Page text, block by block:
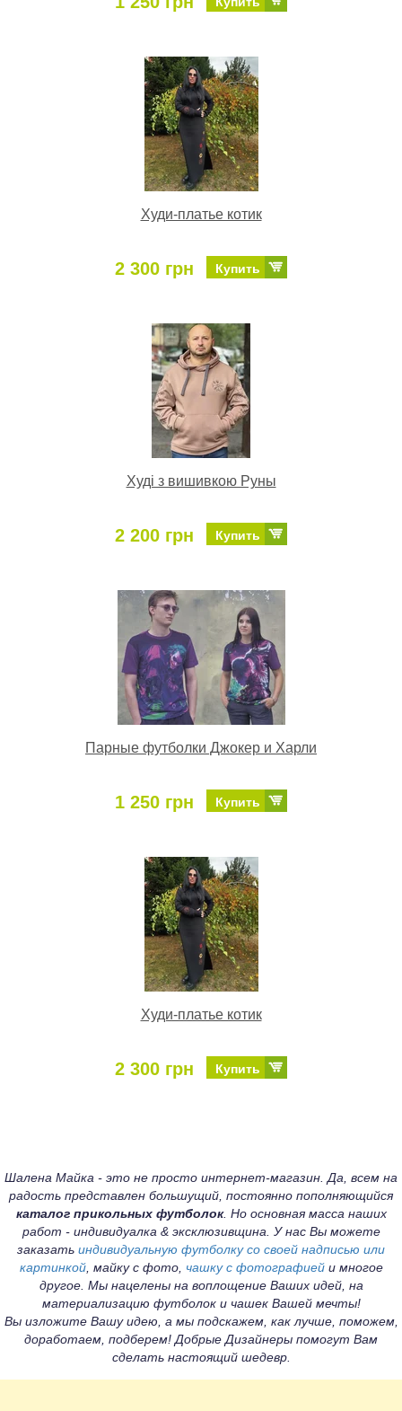
Худи-платье котик
2 300 грн Купить
Худі з вишивкою Руны
2 200 грн Купить
Парные футболки Джокер и Харли
1 250 грн Купить
Худи-платье котик
2 300 грн Купить
Шалена Майка - это не просто интернет-магазин. Да, всем на
радость представлен большущий, постоянно пополняющийся
каталог прикольных футболок. Но основная масса наших
работ - индивидуалка & эксклюзивщина. У нас Вы можете
заказать индивидуальную футболку со своей надписью или
картинкой, майку с фото, чашку с фотографиейи многое
другое. Мы нацелены на воплощение Ваших идей, на
материализацию футболок и чашек Вашей мечты!
Вы изложите Вашу идею, а мы подскажем, как лучше, поможем,
доработаем, подберем! Добрые Дизайнеры помогут Вам
сделать настоящий шедевр.